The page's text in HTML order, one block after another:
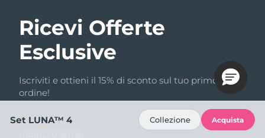
Ricevi Offerte
Esclusive
Iscriviti e ottieni il 15% di sconto sul tuo primo
ordine!
Set LUNA™ 4 Collezione Acquista